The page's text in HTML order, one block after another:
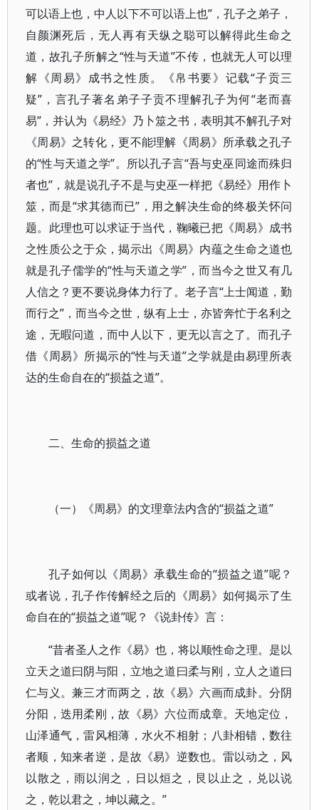
可以语上也，中人以下不可以语上也”，孔子之弟子，
自颜渊死后，无人再有天纵之聪可以解得此生命之
道，故孔子所解之“性与天道”不传，也就无人可以理
解《周易》成书之性质。《帛书要》记载“子贡三
疑”，言孔子著名弟子子贡不理解孔子为何“老而喜
易”，并认为《易经》乃卜筮之书，表明其不解孔子对
《周易》之转化，更不能理解《周易》所承载之孔子
的“性与天道之学”。所以孔子言“吾与史巫同途而殊归
者也”，就是说孔子不是与史巫一样把《易经》用作卜
筮，而是“求其德而已”，用之解决生命的终极关怀问
题。此理也可以求证于当代，鞠曦已把《周易》成书
之性质公之于众，揭示出《周易》内蕴之生命之道也
就是孔子儒学的“性与天道之学”，而当今之世又有几
人信之？更不要说身体力行了。老子言“上士闻道，勤
而行之”，而当今之世，纵有上士，亦皆奔忙于名利之
途，无暇问道，而中人以下，更无以言之了。而孔子
借《周易》所揭示的“性与天道”之学就是由易理所表
达的生命自在的“损益之道”。
二、生命的损益之道
（一）《周易》的文理章法内含的“损益之道”
孔子如何以《周易》承载生命的“损益之道”呢？
或者说，孔子作传解经之后的《周易》如何揭示了生
命自在的“损益之道”呢？《说卦传》言：
“昔者圣人之作《易》也，将以顺性命之理。是以
立天之道曰阴与阳，立地之道曰柔与刚，立人之道曰
仁与义。兼三才而两之，故《易》六画而成卦。分阴
分阳，迭用柔刚，故《易》六位而成章。天地定位，
山泽通气，雷风相薄，水火不相射；八卦相错，数往
者顺，知来者逆，是故《易》逆数也。雷以动之，风
以散之，雨以润之，日以烜之，艮以止之，兑以说
之，乾以君之，坤以藏之。”